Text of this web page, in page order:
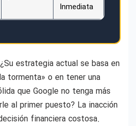
Inmediata
estrategia actual se basa en
tormenta» o en tener una
que Google no tenga más
al primer puesto? La inacción
financiera costosa.